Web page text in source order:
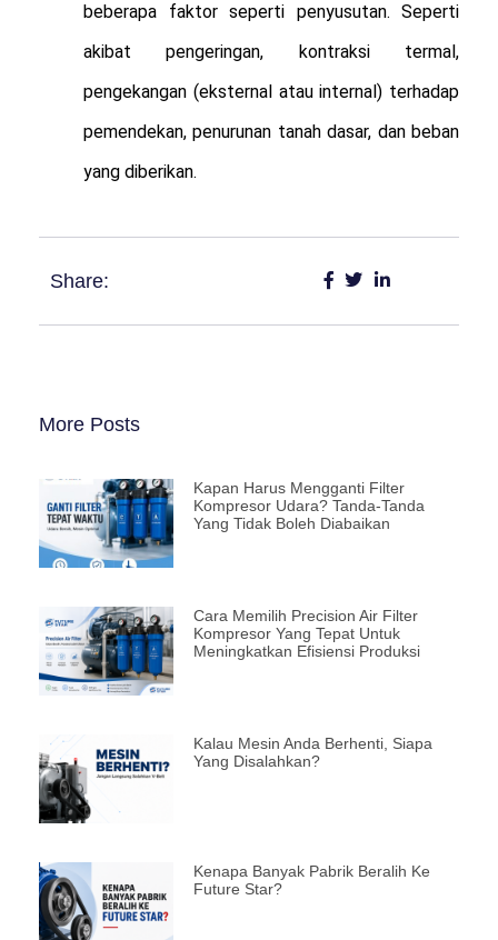
beberapa faktor seperti penyusutan. Seperti
akibat pengeringan, kontraksi termal,
pengekangan (eksternal atau internal) terhadap
pemendekan, penurunan tanah dasar, dan beban
yang diberikan.
Share:
More Posts
Kapan Harus Mengganti Filter
Kompresor Udara? Tanda-Tanda
Yang Tidak Boleh Diabaikan
Cara Memilih Precision Air Filter
Kompresor Yang Tepat Untuk
Meningkatkan Efisiensi Produksi
Kalau Mesin Anda Berhenti, Siapa
Yang Disalahkan?
Kenapa Banyak Pabrik Beralih Ke
Future Star?